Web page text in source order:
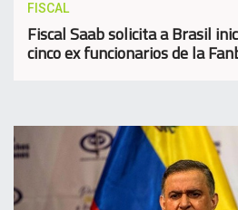
FISCAL
Fiscal Saab solicita a Brasil
cinco ex funcionarios de la